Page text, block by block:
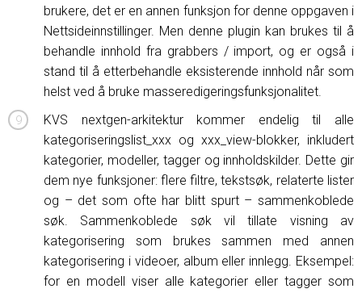
brukere, det er en annen funksjon for denne oppgaven i
Nettsideinnstillinger. Men denne plugin kan brukes til å
behandle innhold fra grabbers / import, og er også i
stand til å etterbehandle eksisterende innhold når som
helst ved å bruke masseredigeringsfunksjonalitet.
KVS nextgen-arkitektur kommer endelig til alle
kategoriseringslist_xxx og xxx_view-blokker, inkludert
kategorier, modeller, tagger og innholdskilder. Dette gir
dem nye funksjoner: flere filtre, tekstsøk, relaterte lister
og – det som ofte har blitt spurt – sammenkoblede
søk. Sammenkoblede søk vil tillate visning av
kategorisering som brukes sammen med annen
kategorisering i videoer, album eller innlegg. Eksempel:
for en modell viser alle kategorier eller tagger som